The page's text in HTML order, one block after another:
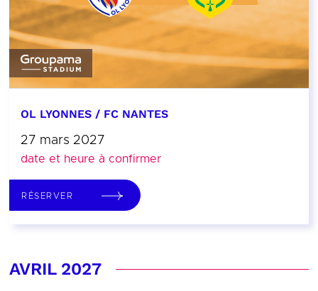
OL LYONNES / FC NANTES
27 mars 2027
date et heure à confirmer
RÉSERVER
AVRIL 2027